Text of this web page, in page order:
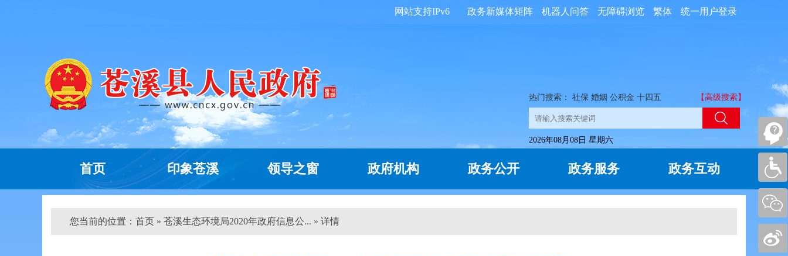
统一用户登录
繁体
无障碍浏览
机器人问答
政务新媒体矩阵
网站支持IPv6
热门搜索： 社保 婚姻 公积金 十四五 【高级搜索】
2026年08月08日 星期六
首页 印象苍溪 领导之窗 政府机构 政务公开 政务服务 政务互动
您当前的位置： 首页 » 苍溪生态环境局2020年政府信息公... » 详情